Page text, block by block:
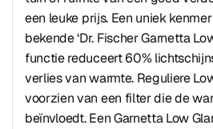
een leuke prijs. Een uniek
bekende ‘Dr. Fischer Garnetta
functie reduceert 60%
verlies van warmte. Reguliere
voorzien van een filter die de
beïnvloedt. Een Garnetta Low